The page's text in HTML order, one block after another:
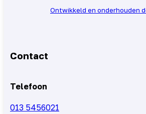
Ontwikkeld en onderhouden
Contact
Telefoon
013 5456021